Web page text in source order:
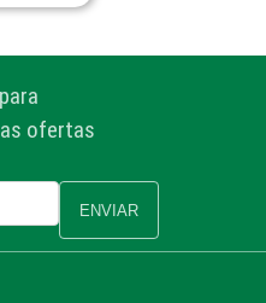
ofertas
ENVIAR